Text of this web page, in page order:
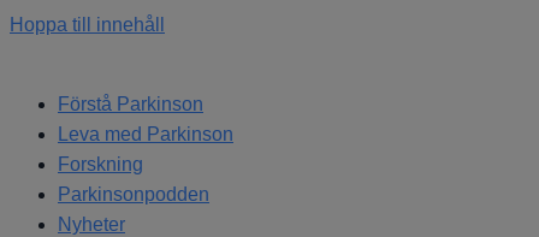
Hoppa till innehåll
Förstå Parkinson
Leva med Parkinson
Forskning
Parkinsonpodden
Nyheter